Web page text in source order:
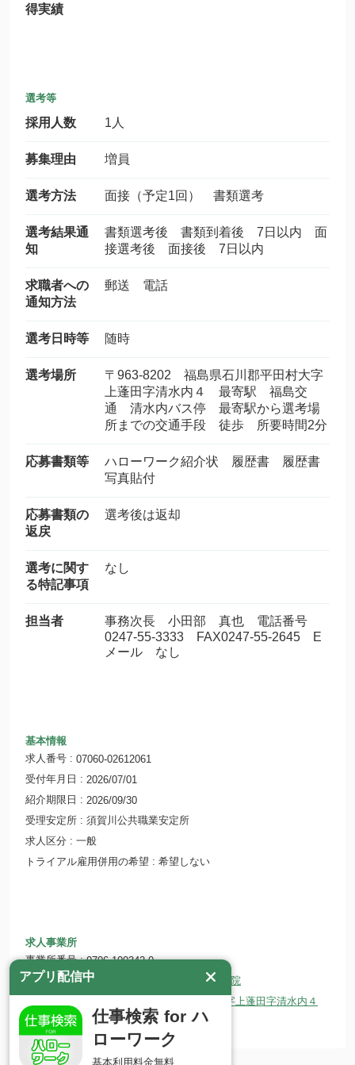
得実績
選考等
採用人数 1人
募集理由 増員
選考方法 面接（予定1回） 書類選考
選考結果通
知
書類選考後 書類到着後 7日以内 面
接選考後 面接後 7日以内
求職者への
通知方法
郵送 電話
選考日時等 随時
選考場所
〒963-8202 福島県石川郡平田村大字
上蓬田字清水内４ 最寄駅 福島交
通 清水内バス停 最寄駅から選考場
所までの交通手段 徒歩 所要時間2分
応募書類等
ハローワーク紹介状 履歴書 履歴書
写真貼付
応募書類の
返戻
選考後は返却
選考に関す
る特記事項
なし
担当者
事務次長 小田部 真也 電話番号
0247-55-3333 FAX0247-55-2645 E
メール なし
基本情報
求人番号
07060-02612061
受付年月日
2026/07/01
紹介期限日
2026/09/30
受理安定所
須賀川公共職業安定所
求人区分
一般
トライアル雇用併用の希望
希望しない
求人事業所
事業所番号
0706-100342-0
事業所名
医療法人 誠励会 ひらた中央病院
〒963-8202 福島県石川郡平田村大字上蓬田字清水内４
ホームページ
http://www.seireikai.net/
アプリ配信中
仕事検索 for ハ
ローワーク
基本利用料金無料